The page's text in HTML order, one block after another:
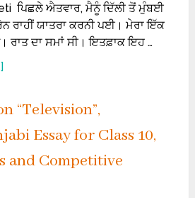
ਪਿਛਲੇ ਐਤਵਾਰ, ਮੈਨੂੰ ਦਿੱਲੀ ਤੋਂ ਮੁੰਬਈ
ਯਾਤਰਾ ਕਰਨੀ ਪਈ। ਮੇਰਾ ਇੱਕ
ਦਾ ਸਮਾਂ ਸੀ। ਇਤਫ਼ਾਕ ਇਹ …
“Television”,
Essay for Class 10,
and Competitive